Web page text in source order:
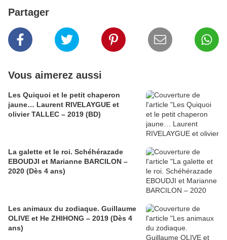
Partager
Vous aimerez aussi
Les Quiquoi et le petit chaperon
jaune… Laurent RIVELAYGUE et
olivier TALLEC – 2019 (BD)
La galette et le roi. Schéhérazade
EBOUDJI et Marianne BARCILON –
2020 (Dès 4 ans)
Les animaux du zodiaque. Guillaume
OLIVE et He ZHIHONG – 2019 (Dès 4
ans)